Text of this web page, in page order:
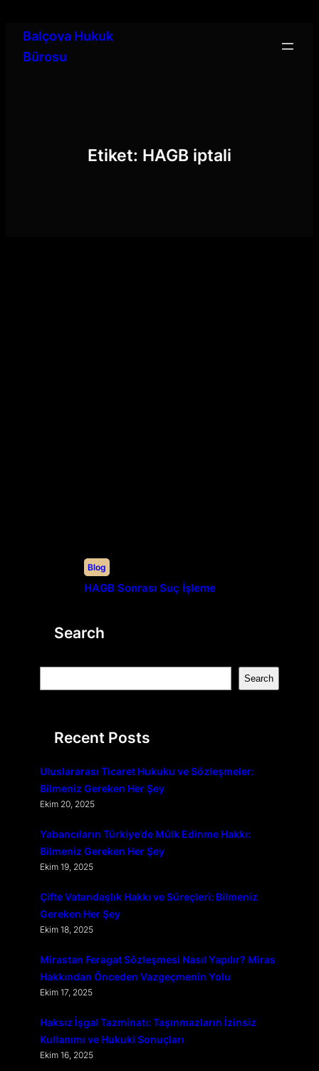
Balçova Hukuk
Bürosu
Etiket: HAGB iptali
Blog
HAGB Sonrası Suç İşleme
Search
e
Search
Recent Posts
Uluslararası Ticaret Hukuku ve Sözleşmeler:
Bilmeniz Gereken Her Şey
Ekim 20, 2025
Yabancıların Türkiye’de Mülk Edinme Hakkı:
Bilmeniz Gereken Her Şey
Ekim 19, 2025
Çifte Vatandaşlık Hakkı ve Süreçleri: Bilmeniz
Gereken Her Şey
Ekim 18, 2025
Mirastan Feragat Sözleşmesi Nasıl Yapılır? Miras
Hakkından Önceden Vazgeçmenin Yolu
Ekim 17, 2025
Haksız İşgal Tazminatı: Taşınmazların İzinsiz
Kullanımı ve Hukuki Sonuçları
Ekim 16, 2025